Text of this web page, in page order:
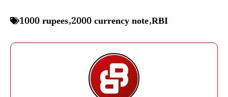
1000 rupees,2000 currency note,RBI